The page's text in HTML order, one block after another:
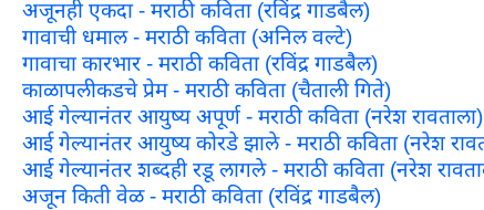
अजूनही एकदा - मराठी कविता (रविंद्र गाडबैल)
गावाची धमाल - मराठी कविता (अनिल वल्टे)
गावाचा कारभार - मराठी कविता (रविंद्र गाडबैल)
काळापलीकडचे प्रेम - मराठी कविता (चैताली गिते)
आई गेल्यानंतर आयुष्य अपूर्ण - मराठी कविता (नरेश रावताला)
आई गेल्यानंतर आयुष्य कोरडे झाले - मराठी कविता (नरेश
आई गेल्यानंतर शब्दही रडू लागले - मराठी कविता (नरेश
अजून किती वेळ - मराठी कविता (रविंद्र गाडबैल)